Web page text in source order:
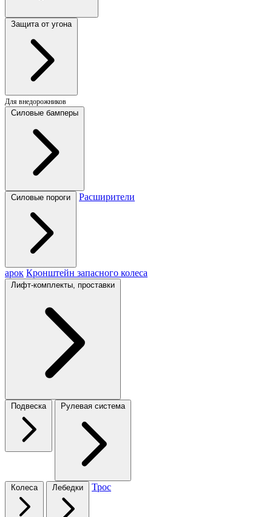
Защита от угона
Для внедорожников
Силовые бамперы
Силовые пороги Расширители
арок Кронштейн запасного колеса
Лифт-комплекты, проставки
Подвеска Рулевая система
Колеса Лебедки Трос